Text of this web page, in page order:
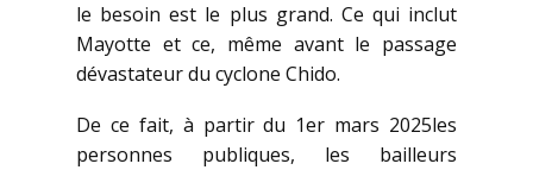
le besoin est le plus grand. Ce qui inclut
Mayotte et ce, même avant le passage
dévastateur du cyclone Chido.
De ce fait, à partir du 1er mars 2025les
personnes publiques, les bailleurs